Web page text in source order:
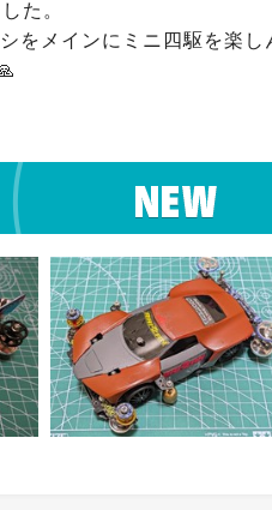
た。
をメインにミニ四駆を楽し